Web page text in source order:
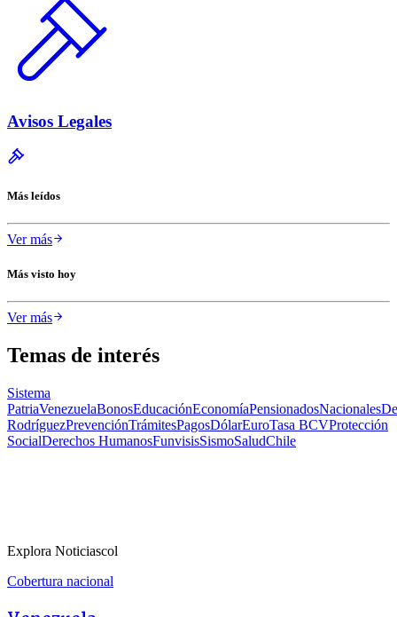
Avisos Legales
Más leídos
Ver más
Más visto hoy
Ver más
Temas de interés
Sistema
PatriaVenezuelaBonosEducaciónEconomíaPensionadosNacionales
RodríguezPrevenciónTrámitesPagosDólarEuroTasa BCVProtección
SocialDerechos HumanosFunvisisSismoSaludChile
Explora Noticiascol
Cobertura nacional